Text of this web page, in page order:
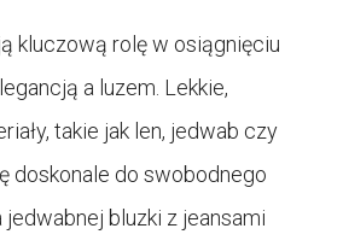
kluczową rolę w osiągnięciu
a luzem. Lekkie,
takie jak len, jedwab czy
doskonale do swobodnego
bluzki z jeansami